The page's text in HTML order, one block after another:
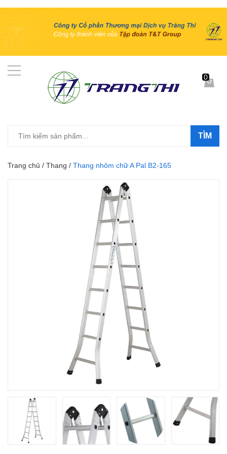
TÌM
0
Trang chủ / Thang / Thang nhôm chữ A Pal B2-165